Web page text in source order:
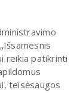
reikia patikrinti
teisėsaugos